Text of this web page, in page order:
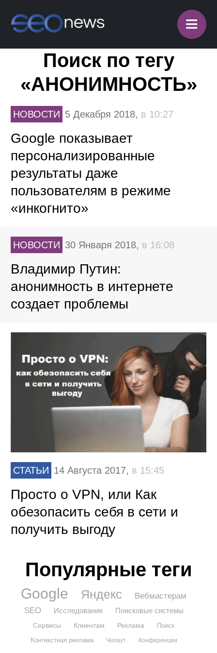
≡
Поиск по тегу
«АНОНИМНОСТЬ»
НОВОСТИ 5 Декабря 2018, в 10:27
Google показывает
персонализированные
результаты даже
пользователям в режиме
«инкогнито»
НОВОСТИ 30 Января 2018, в 16:08
Владимир Путин:
анонимность в интернете
создает проблемы
СТАТЬИ 14 Августа 2017, в 15:45
Просто о VPN, или Как
обезопасить себя в сети и
получить выгоду
Популярные теги
Google Яндекс
Вебмастерам
SEO
Исследования Поисковые системы
Сервисы Клиентам Реклама
Поиск
Контекстная реклама
Чилаут Конференции